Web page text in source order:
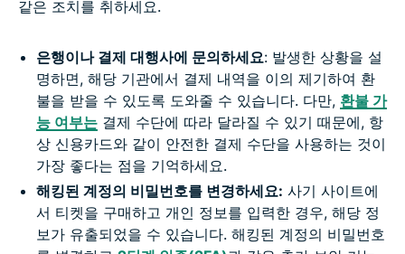
같은 조치를 취하세요.
은행이나 결제 대행사에 문의하세요: 발생한 상황을 설
명하면, 해당 기관에서 결제 내역을 이의 제기하여 환
불을 받을 수 있도록 도와줄 수 있습니다. 다만, 환불 가
능 여부는 결제 수단에 따라 달라질 수 있기 때문에, 항
상 신용카드와 같이 안전한 결제 수단을 사용하는 것이
가장 좋다는 점을 기억하세요.
해킹된 계정의 비밀번호를 변경하세요: 사기 사이트에
서 티켓을 구매하고 개인 정보를 입력한 경우, 해당 정
보가 유출되었을 수 있습니다. 해킹된 계정의 비밀번호